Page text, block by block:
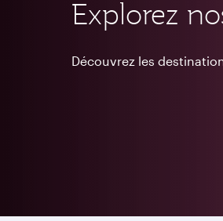
Explorez
Découvrez les